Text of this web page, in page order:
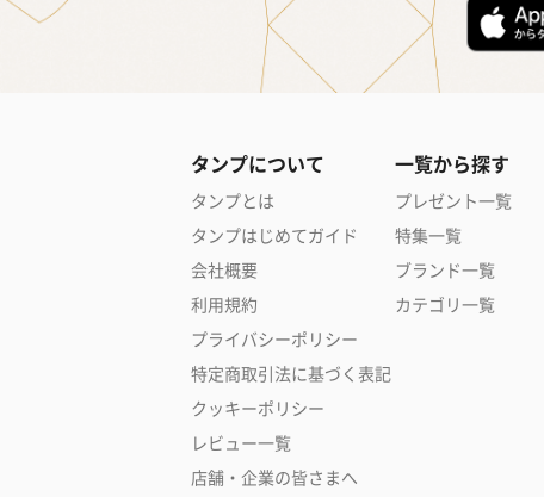
タンプについて
タンプとは
タンプはじめてガイド
会社概要
利用規約
プライバシーポリシー
特定商取引法に基づく表記
クッキーポリシー
レビュー一覧
店舗・企業の皆さまへ
一覧から探す
プレゼント一覧
特集一覧
ブランド一覧
カテゴリ一覧